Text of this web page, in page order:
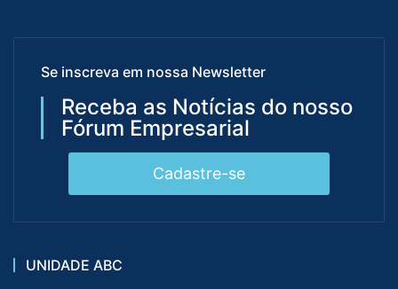
Se inscreva em nossa Newsletter
Receba as Notícias do nosso
Fórum Empresarial
Cadastre-se
UNIDADE ABC